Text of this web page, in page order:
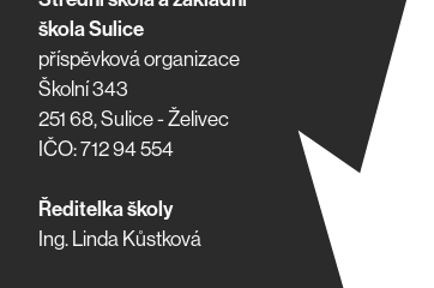
škola Sulice
příspěvková organizace
Školní 343
251 68, Sulice - Želivec
IČO: 712 94 554
Ředitelka školy
Ing. Linda Kůstková